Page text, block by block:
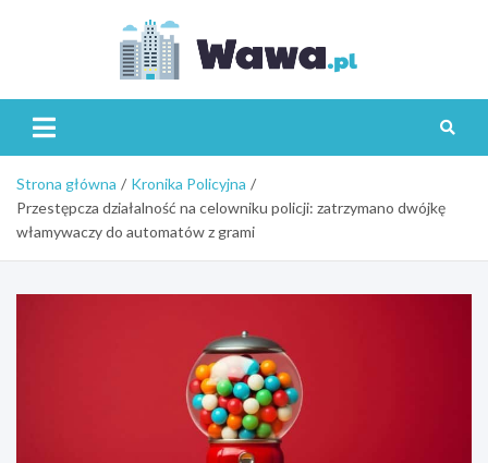
Strona główna
Kronika Policyjna
Przestępcza działalność na celowniku policji: zatrzymano dwójkę
włamywaczy do automatów z grami